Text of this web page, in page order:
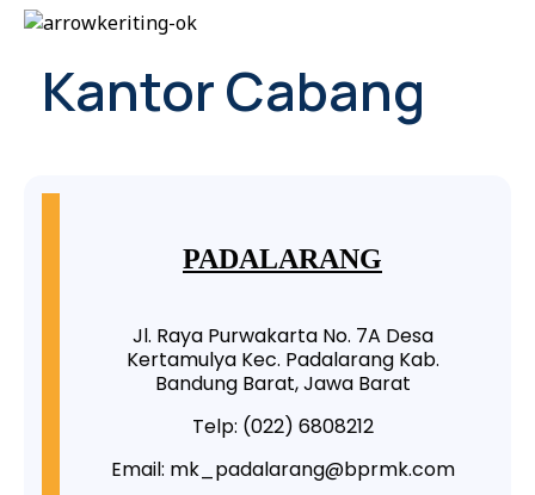
Kantor Cabang
PADALARANG
Jl. Raya Purwakarta No. 7A Desa
Kertamulya Kec. Padalarang Kab.
Bandung Barat, Jawa Barat
Telp: (022) 6808212
Email: mk_padalarang@bprmk.com